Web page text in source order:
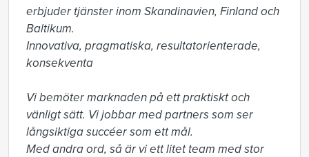
erbjuder tjänster inom Skandinavien, Finland och
Baltikum.
Innovativa, pragmatiska, resultatorienterade,
konsekventa
Vi bemöter marknaden på ett praktiskt och
vänligt sätt. Vi jobbar med partners som ser
långsiktiga succéer som ett mål.
Med andra ord, så är vi ett litet team med stor